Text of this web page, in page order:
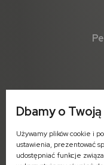
ul.
Dbamy o
Używamy plików cookie i
ustawienia, prezentować
udostępniać funkcje